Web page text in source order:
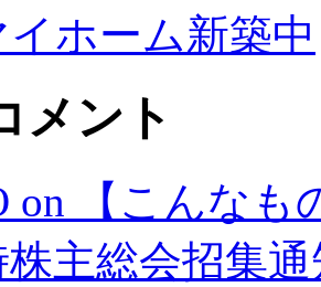
ホーム新築中
メント
on 【こんな
株主総会招集